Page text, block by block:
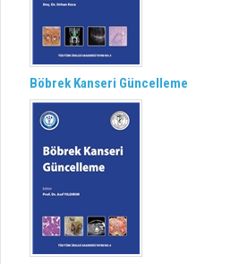
Böbrek Kanseri Güncelleme